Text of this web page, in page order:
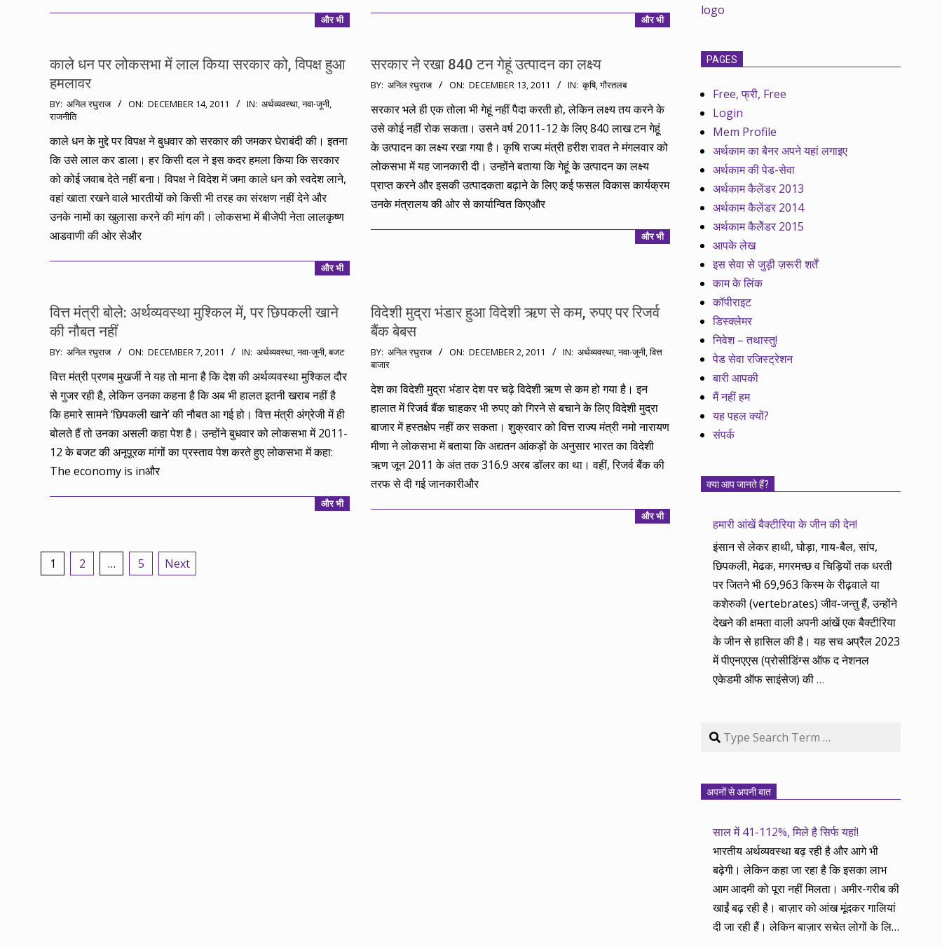
और भी और भी
काले धन पर लोकसभा में लाल किया सरकार को, विपक्ष हुआ
हमलावर
2011-
12-
14
BY: अनिल रघुराज ON: DECEMBER 14, 2011 IN: अर्थव्यवस्था,नवा-जूनी,
राजनीति
काले धन के मुद्दे पर विपक्ष ने बुधवार को सरकार की जमकर घेराबंदी की। इतना
कि उसे लाल कर डाला। हर किसी दल ने इस कदर हमला किया कि सरकार
को कोई जवाब देते नहीं बना। विपक्ष ने विदेश में जमा काले धन को स्वदेश लाने,
वहां खाता रखने वाले भारतीयों को किसी भी तरह का संरक्षण नहीं देने और
उनके नामों का खुलासा करने की मांग की। लोकसभा में बीजेपी नेता लालकृष्ण
आडवाणी की ओर सेऔर
और भी
सरकार ने रखा 840 टन गेहूं उत्पादन का लक्ष्य
2011-
13
BY: अनिल रघुराज ON: DECEMBER 13, 2011 IN: कृषि,गौरतलब
सरकार भले ही एक तोला भी गेहूं नहीं पैदा करती हो, लेकिन लक्ष्य तय करने के
उसे कोई नहीं रोक सकता। उसने वर्ष 2011-12 के लिए 840 लाख टन गेहूं
के उत्‍पादन का लक्ष्‍य रखा गया है। कृषि राज्य मंत्री हरीश रावत ने मंगलवार को
लोकसभा में यह जानकारी दी। उन्होंने बताया कि गेहूं के उत्‍पादन का लक्ष्‍य
प्राप्‍त करने और इसकी उत्‍पादकता बढ़ाने के लिए कई फसल विकास कार्यक्रम
उनके मंत्रालय की ओर से कार्यान्वित किएऔर
और भी
वित्त मंत्री बोले: अर्थव्यवस्था मुश्किल में, पर छिपकली खाने
की नौबत नहीं
2011-
12-
07
BY: अनिल रघुराज ON: DECEMBER 7, 2011 IN: अर्थव्यवस्था,नवा-जूनी,बजट
वित्त मंत्री प्रणब मुखर्जी ने यह तो माना है कि देश की अर्थव्यवस्था मुश्किल दौर
से गुजर रही है, लेकिन उनका कहना है कि अब भी हालत इतनी खराब नहीं है
कि हमारे सामने ‘छिपकली खाने’ की नौबत आ गई हो। वित्त मंत्री अंग्रेजी में ही
बोलते हैं तो उनका असली कहा पेश है। उन्होंने बुधवार को लोकसभा में 2011-
12 के बजट की अनूपूरक मांगों का प्रस्ताव पेश करते हुए लोकसभा में कहा:
The economy is inऔर
और भी
विदेशी मुद्रा भंडार हुआ विदेशी ऋण से कम, रुपए पर रिजर्व
बैंक बेबस
2011-
12-
02
BY: अनिल रघुराज ON: DECEMBER 2, 2011 IN: अर्थव्यवस्था,नवा-जूनी,वित्त
बाजार
देश का विदेशी मुद्रा भंडार देश पर चढ़े विदेशी ऋण से कम हो गया है। इन
हालात में रिजर्व बैंक चाहकर भी रुपए को गिरने से बचाने के लिए विदेशी मुद्रा
बाजार में हस्तक्षेप नहीं कर सकता। शुक्रवार को वित्त राज्य मंत्री नमो नारायण
मीणा ने लोकसभा में बताया कि अद्यतन आंकड़ों के अनुसार भारत का विदेशी
ऋण जून 2011 के अंत तक 316.9 अरब डॉलर का था। वहीं, रिजर्व बैंक की
तरफ से दी गई जानकारीऔर
और भी
Posts
1 2 … 5 Next
PAGES
Free, फ्री, Free
Login
Mem Profile
अर्थकाम का बैनर अपने यहां लगाइए
अर्थकाम की पेड-सेवा
अर्थकाम कैलेंडर 2013
अर्थकाम कैलेंडर 2014
अर्थकाम कैलेेंडर 2015
आपके लेख
इस सेवा से जुड़ी ज़रूरी शर्तें
काम के लिंक
कॉपीराइट
डिस्क्लेमर
निवेश – तथास्तु!
पेड सेवा रजिस्ट्रेशन
बारी आपकी
मैं नहीं हम
यह पहल क्यों?
संपर्क
क्या आप जानते हैं?
हमारी आंखें बैक्टीरिया के जीन की देन!
इंसान से लेकर हाथी, घोड़ा, गाय-बैल, सांप,
छिपकली, मेढक, मगरमच्छ व चिड़ियों तक धरती
पर जितने भी 69,963 किस्म के रीढ़वाले या
कशेरुकी (vertebrates) जीव-जन्तु हैं, उन्होंने
देखने की क्षमता वाली अपनी आंखें एक बैक्टीरिया
के जीन से हासिल की है। यह सच अप्रैल 2023
में पीएनएएस (प्रोसीडिंग्स ऑफ द नेशनल
एकेडमी ऑफ साइंसेज) की…
Search
अपनों से अपनी बात
साल में 41-112%, मिले है सिर्फ यहां!
भारतीय अर्थव्यवस्था बढ़ रही है और आगे भी
बढ़ेगी। लेकिन कहा जा रहा है कि इसका लाभ
आम आदमी को पूरा नहीं मिलता। अमीर-गरीब की
खाईं बढ़ रही है। बाज़ार को आंख मूंदकर गालियां
दी जा रही हैं। लेकिन बाज़ार सचेत लोगों के लिए